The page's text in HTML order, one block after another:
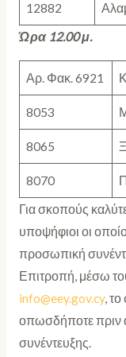
12882
Ώρα 12.00 μ.
Αρ. Φακ. 6921
8053
8065
8070
Για σκοπούς
υποψήφιοι οι
προσωπική
Επιτροπή, μέσω
info@eey.gov.cy, το
οπωσδήποτε πριν
συνέντευξης.